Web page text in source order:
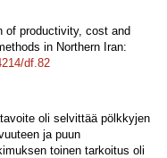
of productivity, cost and
in Northern Iran:
df.82
oli selvittää pölkkyjen
ja puun
toinen tarkoitus oli